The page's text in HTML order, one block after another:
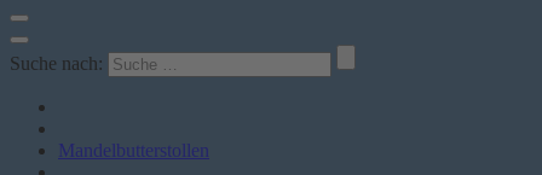
Suche nach:
Mandelbutterstollen